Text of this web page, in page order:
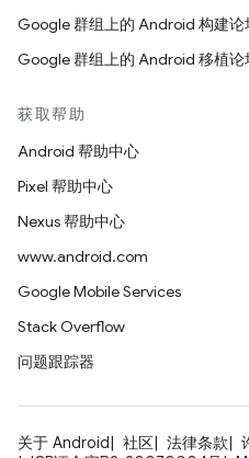
Google 群组上的 Android 构建论
Google 群组上的 Android 移植论
获取帮助
Android 帮助中心
Pixel 帮助中心
Nexus 帮助中心
www.android.com
Google Mobile Services
Stack Overflow
问题跟踪器
关于 Android 社区 法律条款